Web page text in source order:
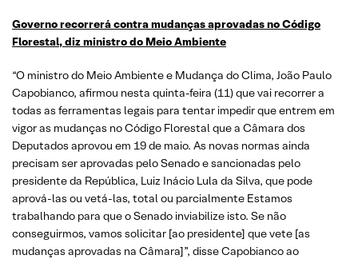
Governo recorrerá contra mudanças aprovadas no Código
Florestal, diz ministro do Meio Ambiente
“O ministro do Meio Ambiente e Mudança do Clima, João Paulo
Capobianco, afirmou nesta quinta-feira (11) que vai recorrer a
todas as ferramentas legais para tentar impedir que entrem em
vigor as mudanças no Código Florestal que a Câmara dos
Deputados aprovou em 19 de maio. As novas normas ainda
precisam ser aprovadas pelo Senado e sancionadas pelo
presidente da República, Luiz Inácio Lula da Silva, que pode
aprová-las ou vetá-las, total ou parcialmente Estamos
trabalhando para que o Senado inviabilize isto. Se não
conseguirmos, vamos solicitar [ao presidente] que vete [as
mudanças aprovadas na Câmara]”, disse Capobianco ao